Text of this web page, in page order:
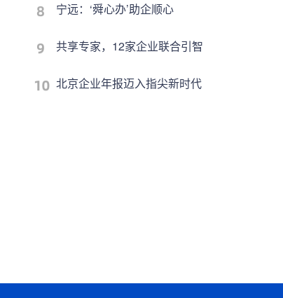
宁远：‘舜心办’助企顺心
共享专家，12家企业联合引智
北京企业年报迈入指尖新时代